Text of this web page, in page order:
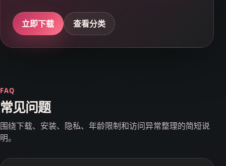
立即下载 查看分类
FAQ
常见问题
围绕下载、安装、隐私、年龄限制和访问异常整理的简短说
明。